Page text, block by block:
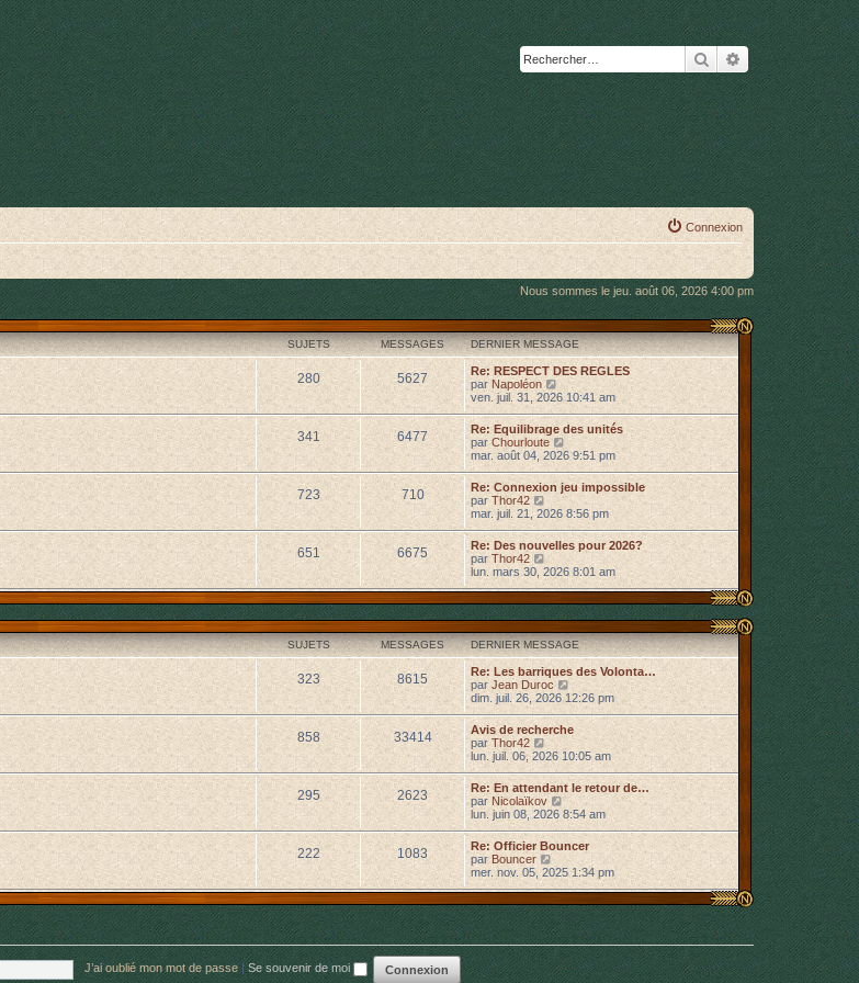
RechercherRecherche
Connexion
Nous sommes le jeu. août 06, 2026 4:00 pm
SUJETS MESSAGES DERNIER MESSAGE
280 5627
Re: RESPECT DES REGLES
par Napoléon
o
u
l
t
e
r
e
d
e
r
n
i
e
r
m
e
s
s
a
g
e
ven. juil. 31, 2026 10:41 am
341 6477
Re: Equilibrage des unités
parChourloute
C
o
s
u
l
t
e
r
e
d
n
i
e
m
e
s
s
a
e
mar. août 04, 2026 9:51 pm
723 710
Re: Connexion jeu impossible
par Thor42
o
s
u
l
t
e
r
l
e
d
e
r
n
i
m
e
s
s
a
g
e
mar. juil. 21, 2026 8:56 pm
651 6675
Re: Des nouvelles pour 2026?
par Thor42
o
s
l
t
e
r
l
e
d
e
r
i
r
m
e
s
s
a
g
e
lun. mars 30, 2026 8:01 am
SUJETS MESSAGES DERNIER MESSAGE
323 8615
Re: Les barriques des Volonta…
par Jean Duroc
C
o
u
l
t
e
e
d
e
r
n
i
e
r
m
s
a
dim. juil. 26, 2026 12:26 pm
858 33414
Avis de recherche
parThor42
o
s
u
l
t
e
r
l
e
d
r
i
m
lun. juil. 06, 2026 10:05 am
295 2623
Re: En attendant le retour de…
par Nicolaïkov
C
o
u
l
t
e
r
d
r
lun. juin 08, 2026 8:54 am
222 1083
Re: Officier Bouncer
par Bouncer
o
n
s
u
t
e
r
l
mer. nov. 05, 2025 1:34 pm
J’ai oublié mon mot de passe | Se souvenir de moi